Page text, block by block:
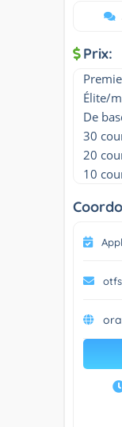
Prix:
Élite/
De
30
20
10